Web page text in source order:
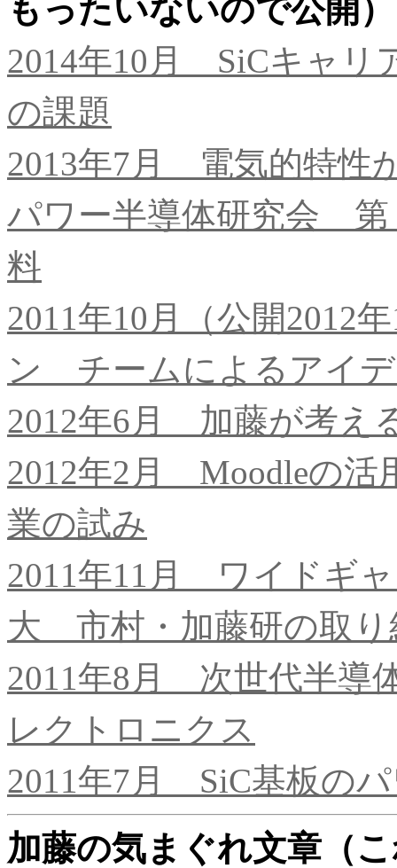
もったいないので公開）
2014年10月 SiCキャリ
の課題
2013年7月 電気的特性
パワー半導体研究会
料
2011年10月（公開2012
ン チームによるアイ
2012年6月 加藤が考え
2012年2月 Moodleの活
業の試み
2011年11月 ワイドギ
大 市村・加藤研の取り
2011年8月 次世代半導
レクトロニクス
2011年7月 SiC基板の
加藤の気まぐれ文章（